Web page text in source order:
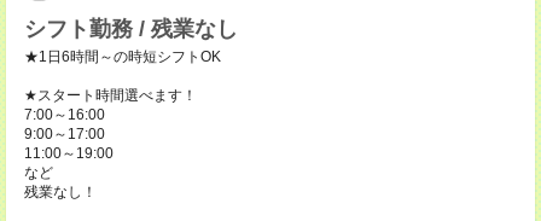
シフト勤務 / 残業なし
★1日6時間～の時短シフトOK
★スタート時間選べます！
7:00～16:00
9:00～17:00
11:00～19:00
など
残業なし！